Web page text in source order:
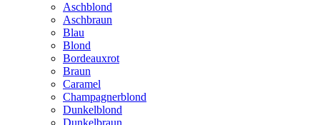
Aschblond
Aschbraun
Blau
Blond
Bordeauxrot
Braun
Caramel
Champagnerblond
Dunkelblond
Dunkelbraun